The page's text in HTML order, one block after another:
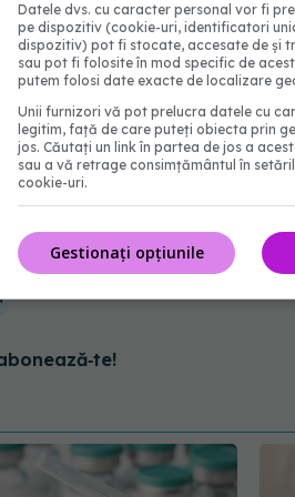
petrecut ultimele trei zile
In aceste momente
umanitate din partea
suntem toti tati, mame, fiice,
rog sa va strang in brate
Datele dvs. cu caracter personal vor fi
pe dispozitiv (cookie-uri, identificatori
dispozitiv) pot fi stocate, accesate de și
sau pot fi folosite în mod specific de
putem folosi date exacte de localizare
Unii furnizori vă pot prelucra datele cu
legitim, față de care puteți obiecta prin
jos. Căutați un link în partea de jos a
sau a vă retrage consimțământul în
cookie-uri.
Gestionați opțiunile